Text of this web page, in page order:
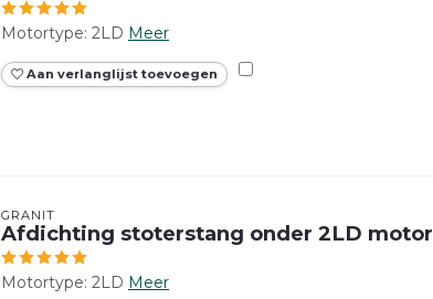
Motortype: 2LD Meer
Aan verlanglijst toevoegen
GRANIT
Afdichting stoterstang onder 2LD motor
Motortype: 2LD Meer